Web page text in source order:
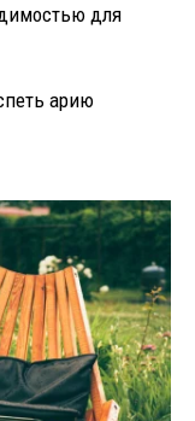
для
арию